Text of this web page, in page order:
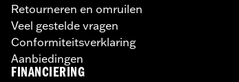
Retourneren en omruilen
Veel gestelde vragen
Conformiteitsverklaring
Aanbiedingen
FINANCIERING